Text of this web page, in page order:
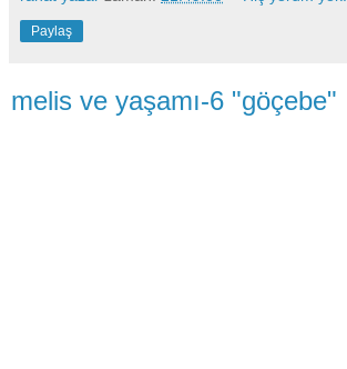
Paylaş
melis ve yaşamı-6 "göçebe"